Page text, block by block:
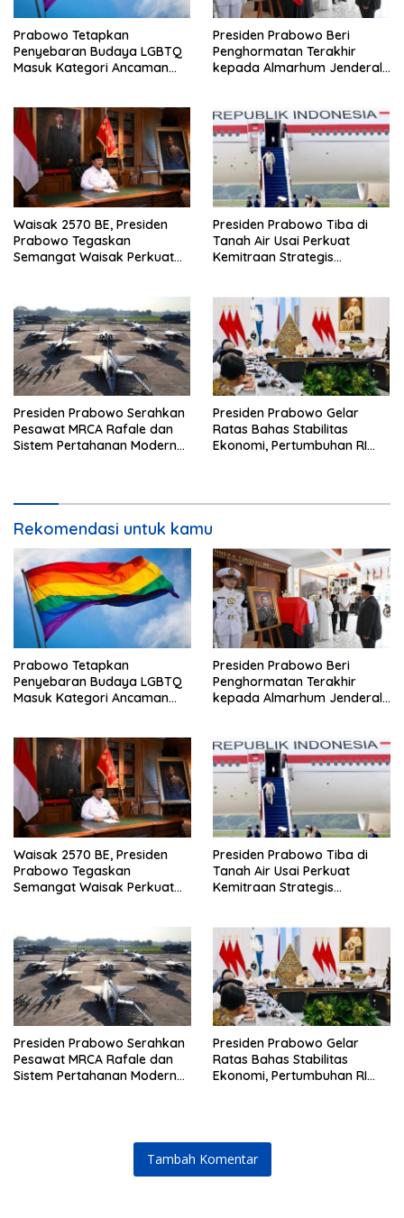
Prabowo Tetapkan
Penyebaran Budaya LGBTQ
Masuk Kategori Ancaman
Presiden Prabowo Beri
Penghormatan Terakhir
kepada Almarhum Jenderal
Waisak 2570 BE, Presiden
Prabowo Tegaskan
Semangat Waisak Perkuat
Presiden Prabowo Tiba di
Tanah Air Usai Perkuat
Kemitraan Strategis
Presiden Prabowo Serahkan
Pesawat MRCA Rafale dan
Sistem Pertahanan Modern
Presiden Prabowo Gelar
Ratas Bahas Stabilitas
Ekonomi, Pertumbuhan RI
Rekomendasi untuk kamu
Prabowo Tetapkan
Penyebaran Budaya LGBTQ
Masuk Kategori Ancaman
Presiden Prabowo Beri
Penghormatan Terakhir
kepada Almarhum Jenderal
Waisak 2570 BE, Presiden
Prabowo Tegaskan
Semangat Waisak Perkuat
Presiden Prabowo Tiba di
Tanah Air Usai Perkuat
Kemitraan Strategis
Presiden Prabowo Serahkan
Pesawat MRCA Rafale dan
Sistem Pertahanan Modern
Presiden Prabowo Gelar
Ratas Bahas Stabilitas
Ekonomi, Pertumbuhan RI
Tambah Komentar